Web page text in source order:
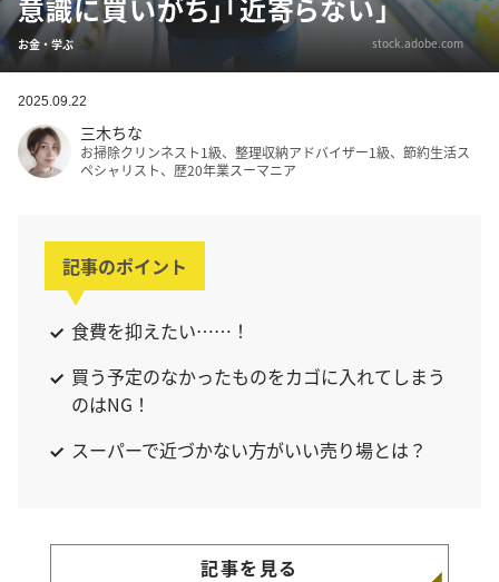
意識に買いがち」「近寄らない」
お金・学ぶ stock.adobe.com
2025.09.22
三木ちな
お掃除クリンネスト1級、整理収納アドバイザー1級、節約生活ス
ペシャリスト、歴20年業スーマニア
記事のポイント
食費を抑えたい……！
買う予定のなかったものをカゴに入れてしまう
のはNG！
スーパーで近づかない方がいい売り場とは？
記事を見る